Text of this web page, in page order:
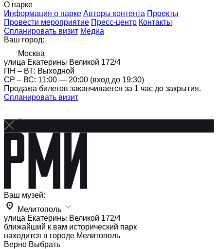
О парке
Информация о парке Авторы контента Проекты
Провести мероприятие Пресс-центр Контакты
Спланировать визит Медиа
Ваш город:
Москва
улица Екатерины Великой 172/4
ПН – ВТ: Выходной
CР – ВС: 11:00 — 20:00 (вход до 19:30)
Продажа билетов заканчивается за 1 час до закрытия.
Спланировать визит
Ваш музей:
Мелитополь
улица Екатерины Великой 172/4
ближайший к вам исторический парк
находится в городе Мелитополь
Верно Выбрать